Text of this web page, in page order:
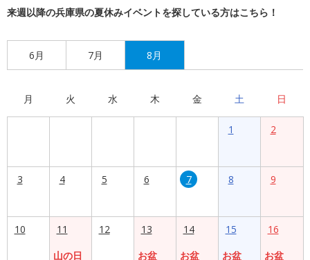
来週以降の兵庫県の夏休みイベントを探している方はこちら！
6月 7月 8月
月 火 水 木 金 土 日
1 2
3 4 5 6 7 8 9
10
11
山の日
12
13
お盆
14
お盆
15
お盆
16
お盆